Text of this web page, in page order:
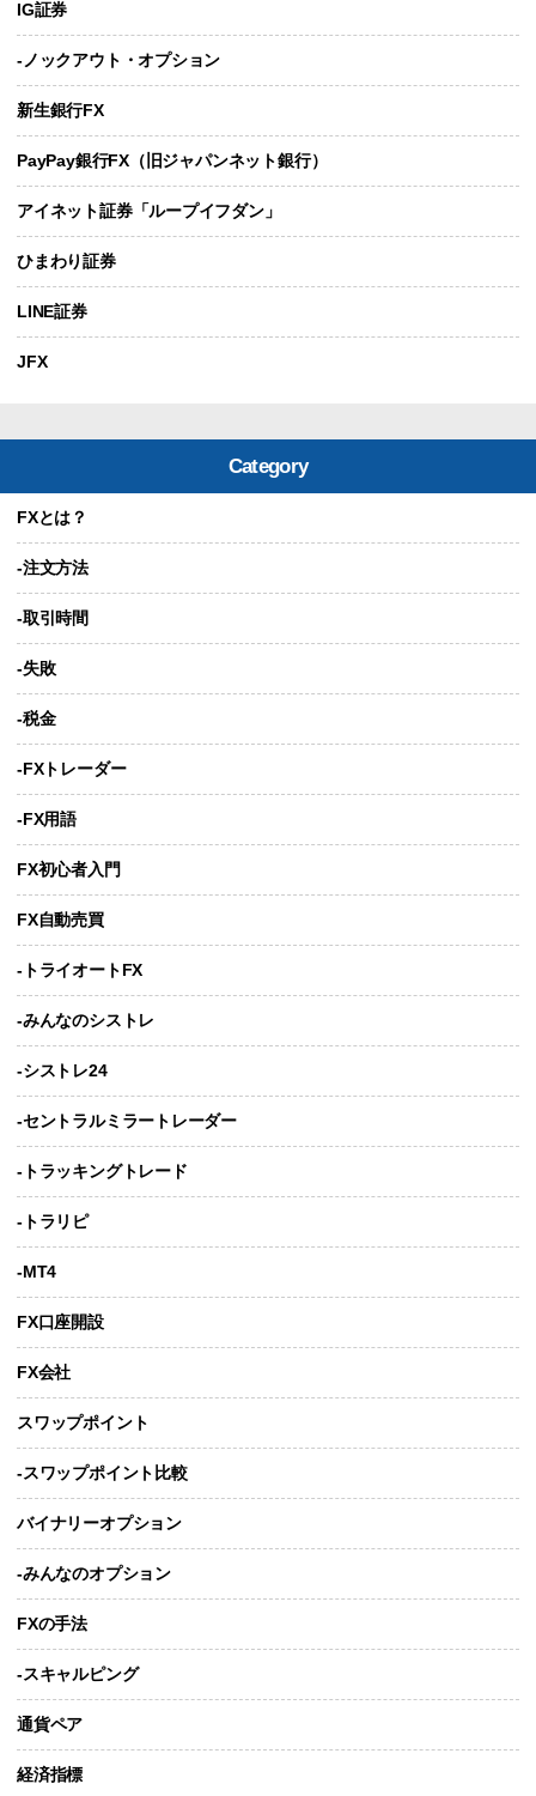
IG証券
-ノックアウト・オプション
新生銀行FX
PayPay銀行FX（旧ジャパンネット銀行）
アイネット証券「ループイフダン」
ひまわり証券
LINE証券
JFX
Category
FXとは？
-注文方法
-取引時間
-失敗
-税金
-FXトレーダー
-FX用語
FX初心者入門
FX自動売買
-トライオートFX
-みんなのシストレ
-シストレ24
-セントラルミラートレーダー
-トラッキングトレード
-トラリピ
-MT4
FX口座開設
FX会社
スワップポイント
-スワップポイント比較
バイナリーオプション
-みんなのオプション
FXの手法
-スキャルピング
通貨ペア
経済指標